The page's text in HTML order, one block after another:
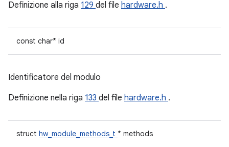
Definizione alla riga 129 del file hardware.h .
const char* id
Identificatore del modulo
Definizione nella riga 133 del file hardware.h .
struct hw_module_methods_t * methods